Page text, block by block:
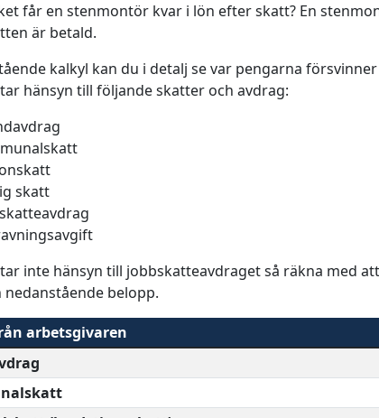
får en stenmontör kvar i lön efter skatt? En
är betald.
kalkyl kan du i detalj se var pengarna
hänsyn till följande skatter och avdrag:
skatt
inte hänsyn till jobbskatteavdraget så räkna med
nedanstående belopp.
arbetsgivaren